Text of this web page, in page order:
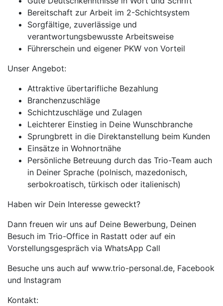
Bereitschaft zur Arbeit im 2-Schichtsystem
Sorgfältige, zuverlässige und
verantwortungsbewusste Arbeitsweise
Führerschein und eigener PKW von Vorteil
Unser Angebot:
Attraktive übertarifliche Bezahlung
Branchenzuschläge
Schichtzuschläge und Zulagen
Leichterer Einstieg in Deine Wunschbranche
Sprungbrett in die Direktanstellung beim Kunden
Einsätze in Wohnortnähe
Persönliche Betreuung durch das Trio-Team auch
in Deiner Sprache (polnisch, mazedonisch,
serbokroatisch, türkisch oder italienisch)
Haben wir Dein Interesse geweckt?
Dann freuen wir uns auf Deine Bewerbung, Deinen
Besuch im Trio-Office in Rastatt oder auf ein
Vorstellungsgespräch via WhatsApp Call
Besuche uns auch auf www.trio-personal.de, Facebook
und Instagram
Kontakt: